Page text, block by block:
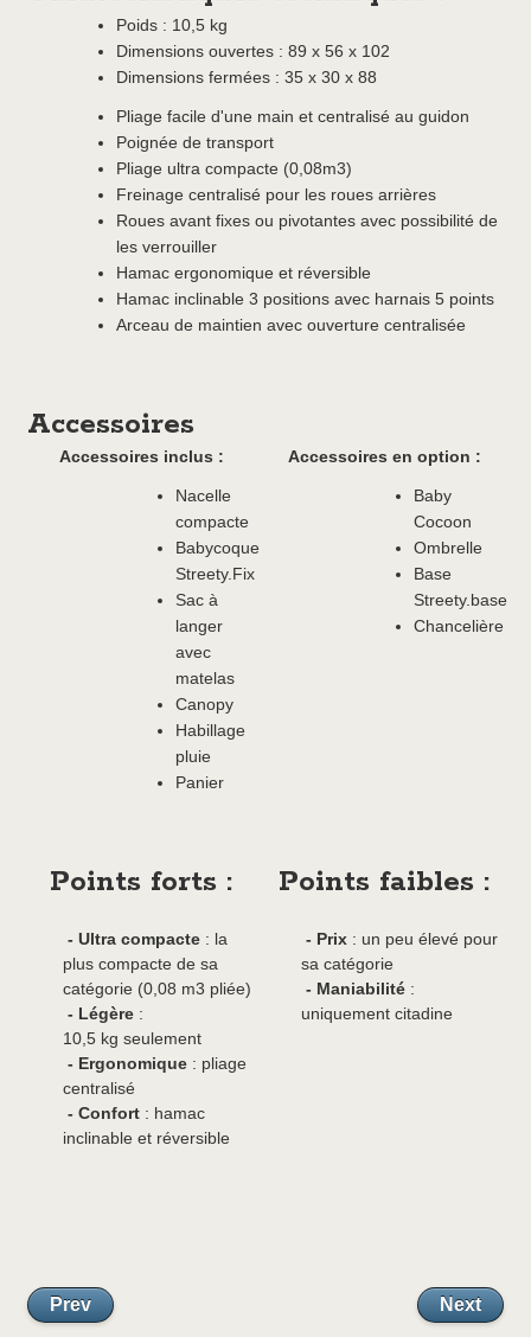
Poids : 10,5 kg
Dimensions ouvertes : 89 x 56 x 102
Dimensions fermées : 35 x 30 x 88
Pliage facile d'une main et centralisé au guidon
Poignée de transport
Pliage ultra compacte (0,08m3)
Freinage centralisé pour les roues arrières
Roues avant fixes ou pivotantes avec possibilité de
les verrouiller
Hamac ergonomique et réversible
Hamac inclinable 3 positions avec harnais 5 points
Arceau de maintien avec ouverture centralisée
Accessoires
Accessoires inclus :
Nacelle
compacte
Babycoque
Streety.Fix
Sac à
langer
avec
matelas
Canopy
Habillage
pluie
Panier
Accessoires en option :
Baby
Cocoon
Ombrelle
Base
Streety.base
Chancelière
Points forts :
- Ultra compacte : la
plus compacte de sa
catégorie (0,08 m3 pliée)
- Légère :
10,5 kg seulement
- Ergonomique : pliage
centralisé
- Confort : hamac
inclinable et réversible
Points faibles :
- Prix: un peu élevé pour
sa catégorie
- Maniabilité:
uniquement citadine
Prev Next